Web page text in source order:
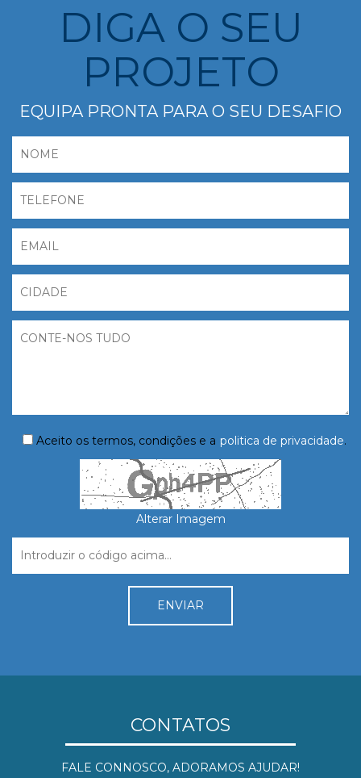
DIGA O SEU
PROJETO
EQUIPA PRONTA PARA O SEU DESAFIO
Aceito os termos, condições e a politica de privacidade.
Alterar Imagem
CONTATOS
FALE CONNOSCO, ADORAMOS AJUDAR!